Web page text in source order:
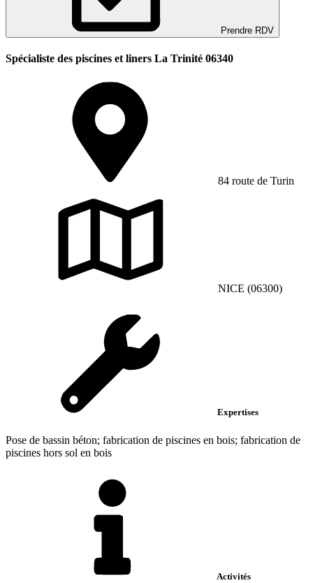
Prendre RDV
Spécialiste des piscines et liners La Trinité 06340
84 route de Turin
NICE (06300)
Expertises
Pose de bassin béton; fabrication de piscines en bois; fabrication de
piscines hors sol en bois
Activités